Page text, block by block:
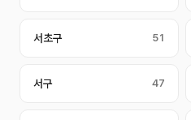
서초구 51
서구 47